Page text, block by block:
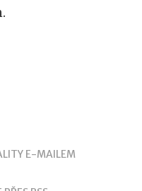
E-MAILEM